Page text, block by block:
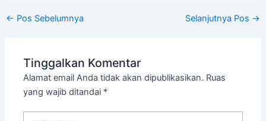
← Pos Sebelumnya Selanjutnya Pos →
Tinggalkan Komentar
Alamat email Anda tidak akan dipublikasikan. Ruas
yang wajib ditandai *